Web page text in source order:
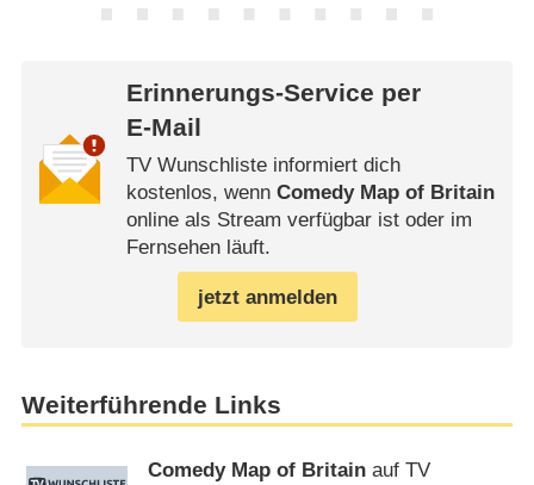
Erinnerungs-Service per
E-Mail
TV Wunschliste informiert dich
kostenlos, wenn Comedy Map of Britain
online als Stream verfügbar ist oder im
Fernsehen läuft.
jetzt anmelden
Weiterführende Links
Comedy Map of Britain auf TV